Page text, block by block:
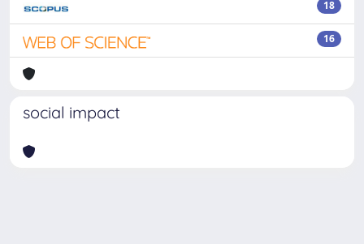
18
16
social impact